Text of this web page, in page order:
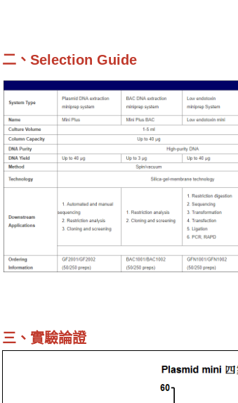
二、Selection Guide
三、實驗論證